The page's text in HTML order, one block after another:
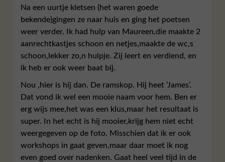
Na een uurtje kletsen (het waren goede
bekende)gingen ze naar huis en ging het poetsen
weer verder. Ik had hulp van Maureen,die maakte 2
aanrechtkastjes schoon en netjes,maakte de wc,s
schoon,lekker zo,n hulpje. Zij leert en verdiend, en
ik heb er ook weer baat bij.
Nou ,hier is hij dan. De ramskop. Hij heet ‘James’.
Dat vond ik wel een mooie naam voor hem. Ben er
erg wijs mee,het was een klus,maar het resultaat is
super. In het echt is hij mooier,krijg hem niet echt
weergegeven op de foto. Misschien dat ik er ook
workshops in gaat geven,maar daar moet ik nog
even goed over nadenken. Gaat heel veel tijd in de